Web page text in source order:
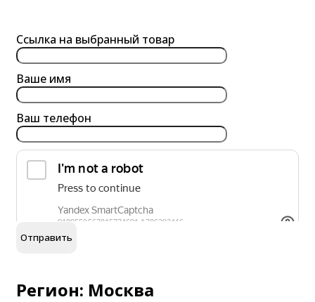
Ссылка на выбранный товар
Ваше имя
Ваш телефон
Я согласен наобработку персональных данных
Регион: Москва